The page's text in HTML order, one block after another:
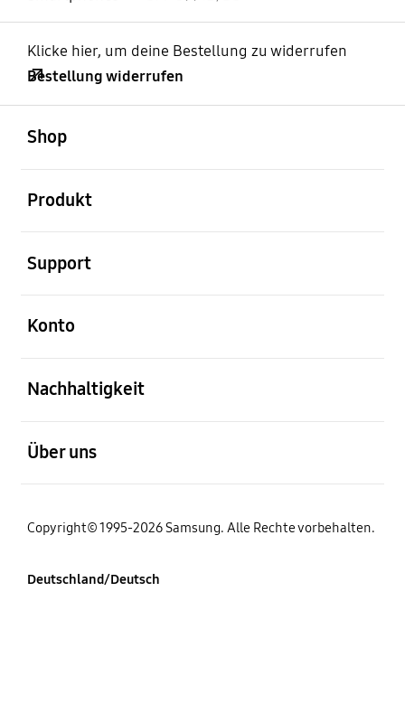
Klicke hier, um deine Bestellung zu widerrufen
Bestellung widerrufen
Shop
Produkt
Support
Konto
Nachhaltigkeit
Über uns
Copyright© 1995-2026 Samsung. Alle Rechte vorbehalten.
Deutschland/Deutsch